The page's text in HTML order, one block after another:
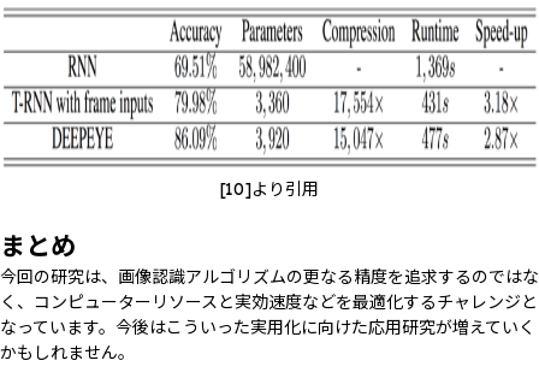
[10]より引用
まとめ
今回の研究は、画像認識アルゴリズムの更なる精度を追求するのではな
く、コンピューターリソースと実効速度などを最適化するチャレンジと
なっています。今後はこういった実用化に向けた応用研究が増えていく
かもしれません。